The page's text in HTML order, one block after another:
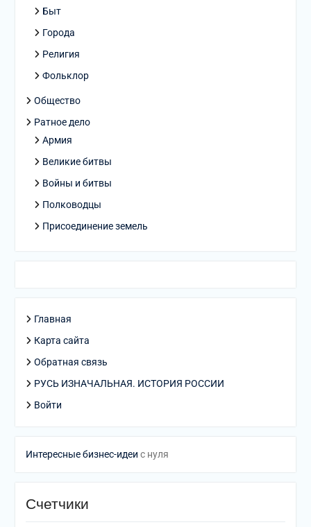
Быт
Города
Религия
Фольклор
Общество
Ратное дело
Армия
Великие битвы
Войны и битвы
Полководцы
Присоединение земель
Главная
Карта сайта
Обратная связь
РУСЬ ИЗНАЧАЛЬНАЯ. ИСТОРИЯ РОССИИ
Войти
Интересные бизнес-идеи с нуля
Счетчики